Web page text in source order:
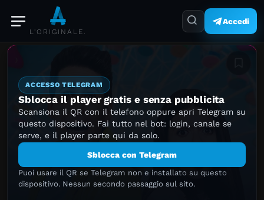
L'ORIGINALE.
Accedi
ACCESSO TELEGRAM
Sblocca il player gratis e senza pubblicita
Scansiona il QR con il telefono oppure apri Telegram su
questo dispositivo. Fai tutto nel bot: login, canale se
serve, e il player parte qui da solo.
Sblocca con Telegram
Puoi usare il QR se Telegram non e installato su questo
dispositivo. Nessun secondo passaggio sul sito.